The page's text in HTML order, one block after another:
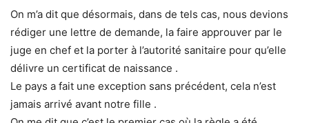
On m’a dit que désormais, dans de tels cas, nous devions
rédiger une lettre de demande, la faire approuver par le
juge en chef et la porter à l’autorité sanitaire pour qu’elle
délivre un certificat de naissance .
Le pays a fait une exception sans précédent, cela n’est
jamais arrivé avant notre fille .